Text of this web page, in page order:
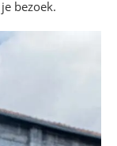
bezoek.